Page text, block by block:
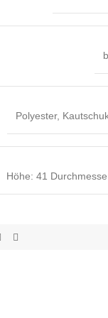
Polyester,
Höhe: 41